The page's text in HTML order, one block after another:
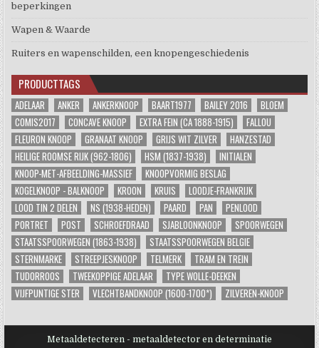
beperkingen
Wapen & Waarde
Ruiters en wapenschilden, een knopengeschiedenis
PRODUCTTAGS
ADELAAR ANKER ANKERKNOOP BAART1977 BAILEY 2016
BLOEM
COMIS2017
CONCAVE KNOOP EXTRA FEIN (CA 1888-1915)
FALLOU
FLEURON KNOOP
GRANAAT KNOOP GRIJS WIT ZILVER
HANZESTAD
HEILIGE ROOMSE RIJK (962-1806)
HSM (1837-1938)
INITIALEN
KNOOP-MET-AFBEELDING-MASSIEF
KNOOPVORMIG BESLAG
KOGELKNOOP - BALKNOOP
KROON KRUIS
LOODJE-FRANKRIJK
LOOD TIN 2 DELEN
NS (1938-HEDEN) PAARD PAN
PENLOOD
PORTRET
POST SCHROEFDRAAD SJABLOONKNOOP
SPOORWEGEN
STAATSSPOORWEGEN (1863-1938)
STAATSSPOORWEGEN BELGIE
STERNMARKE
STREEPJESKNOOP TELMERK
TRAM EN TREIN
TUDORROOS
TWEEKOPPIGE ADELAAR
TYPE WOLLE-DEEKEN
VIJFPUNTIGE STER
VLECHTBANDKNOOP (1600-1700*) ZILVEREN-KNOOP
Metaaldetecteren - metaaldetector en determinatie